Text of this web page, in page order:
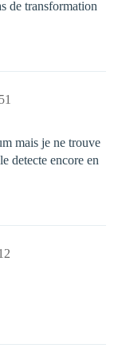
de transformation
mais je ne trouve
detecte encore en